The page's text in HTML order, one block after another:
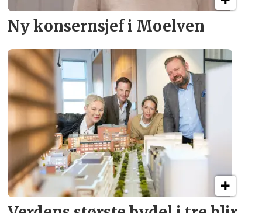
Ny konsern­sjef i Moelven